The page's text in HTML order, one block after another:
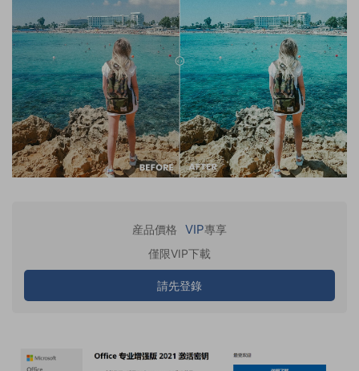
産品價格 VIP專享
僅限VIP下載
請先登錄